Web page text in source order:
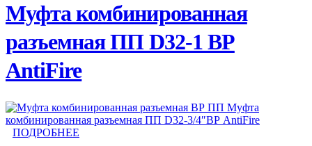
Муфта комбинированная
разъемная ПП D32-1 ВР
AntiFire
ПОДРОБНЕЕ